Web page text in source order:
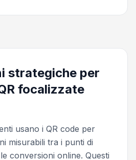
strategiche per
focalizzate
usano i QR code per
misurabili tra i punti di
conversioni online. Questi